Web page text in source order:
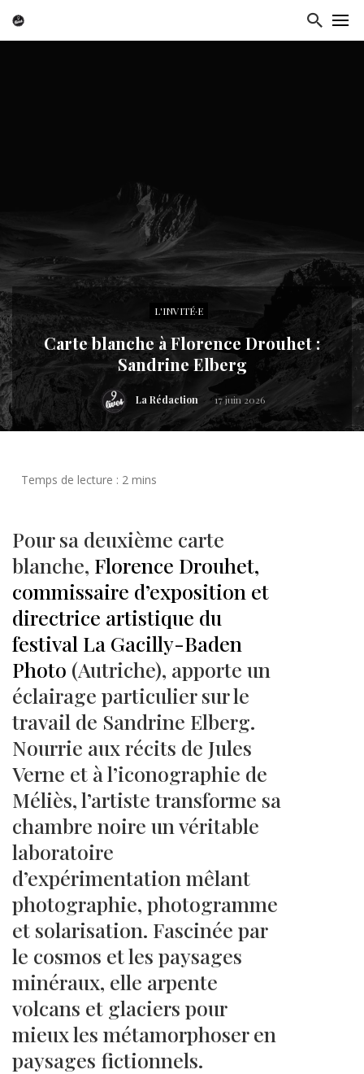
L'INVITÉ·E
Carte blanche à Florence Drouhet :
Sandrine Elberg
La Rédaction 17 juin 2026
Pour sa deuxième carte
blanche, Florence Drouhet,
commissaire d’exposition et
directrice artistique du
festival La Gacilly-Baden
Photo (Autriche), apporte un
éclairage particulier sur le
travail de Sandrine Elberg.
Nourrie aux récits de Jules
Verne et à l’iconographie de
Méliès, l’artiste transforme sa
chambre noire un véritable
laboratoire
d’expérimentation mêlant
photographie, photogramme
et solarisation. Fascinée par
le cosmos et les paysages
minéraux, elle arpente
volcans et glaciers pour
mieux les métamorphoser en
paysages fictionnels.